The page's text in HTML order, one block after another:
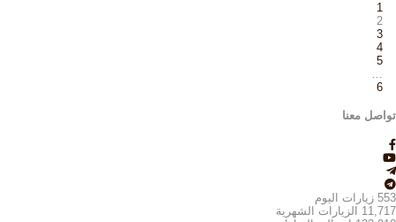
1
2
3
4
5
…
6
تواصل معنا
553 زيارات اليوم
11,717 الزيارات الشهرية